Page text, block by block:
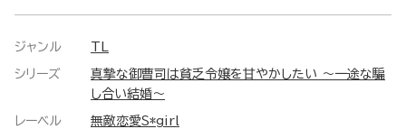
ジャンル
シリーズ
真摯な御曹司は貧乏令嬢を甘やかしたい ～一途な騙
し合い結婚～
レーベル 無敵恋愛S*girl